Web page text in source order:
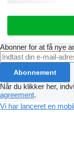
Abonner for at få nye
Abonnement
Når du klikker her,
agreement.
Vi har lanceret en